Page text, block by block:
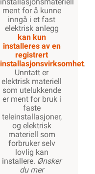
ment for å kunne
inngå i et fast
elektrisk anlegg
kan kun
installeres av en
registrert
installasjonsvirksomhet.
Unntatt er
elektrisk materiell
som utelukkende
er ment for bruk i
faste
teleinstallasjoner,
og elektrisk
materiell som
forbruker selv
lovlig kan
installere. Ønsker
du mer